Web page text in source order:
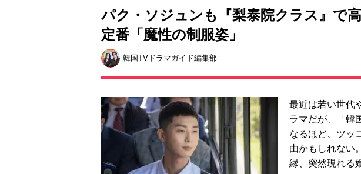
パク・ソジュンも『梨泰院クラス』で
定番「魔性の制服姿」
韓国TVドラマガイド編集部
最近は若い世代
ラマだが、「韓
なるほど、ツッ
由かもしれない
縁、突然現れる